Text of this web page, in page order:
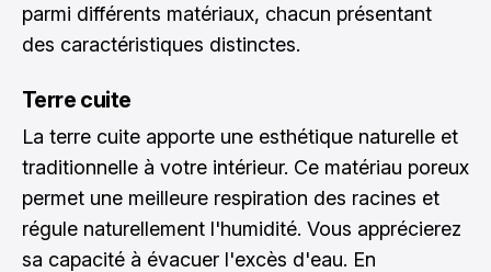
parmi différents matériaux, chacun présentant
des caractéristiques distinctes.
Terre cuite
La terre cuite apporte une esthétique naturelle et
traditionnelle à votre intérieur. Ce matériau poreux
permet une meilleure respiration des racines et
régule naturellement l'humidité. Vous apprécierez
sa capacité à évacuer l'excès d'eau. En